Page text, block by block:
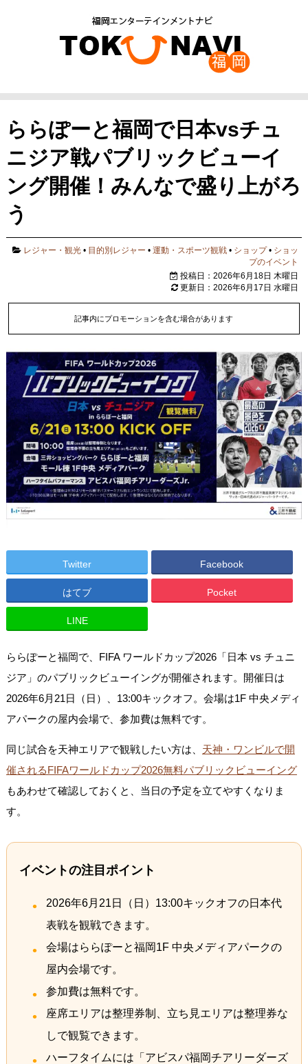
ららぽーと福岡で日本vsチュ
ニジア戦パブリックビューイ
ング開催！みんなで盛り上がろ
う
レジャー・観光 • 目的別レジャー •運動・スポーツ観戦 • ショップ• ショッ
プのイベント
投稿日：2026年6月18日 木曜日
更新日：2026年6月17日 水曜日
記事内にプロモーションを含む場合があります
Twitter Facebook
はてブ Pocket
LINE
ららぽーと福岡で、FIFA ワールドカップ2026「日本 vs チュニ
ジア」のパブリックビューイングが開催されます。開催日は
2026年6月21日（日）、13:00キックオフ。会場は1F 中央メディ
アパークの屋内会場で、参加費は無料です。
同じ試合を天神エリアで観戦したい方は、 天神・ワンビルで開
催されるFIFAワールドカップ2026無料パブリックビューイング
もあわせて確認しておくと、当日の予定を立てやすくなりま
す。
イベントの注目ポイント
2026年6月21日（日）13:00キックオフの日本代
表戦を観戦できます。
会場はららぽーと福岡1F 中央メディアパークの
屋内会場です。
参加費は無料です。
座席エリアは整理券制、立ち見エリアは整理券な
しで観覧できます。
ハーフタイムには「アビスパ福岡チアリーダーズ